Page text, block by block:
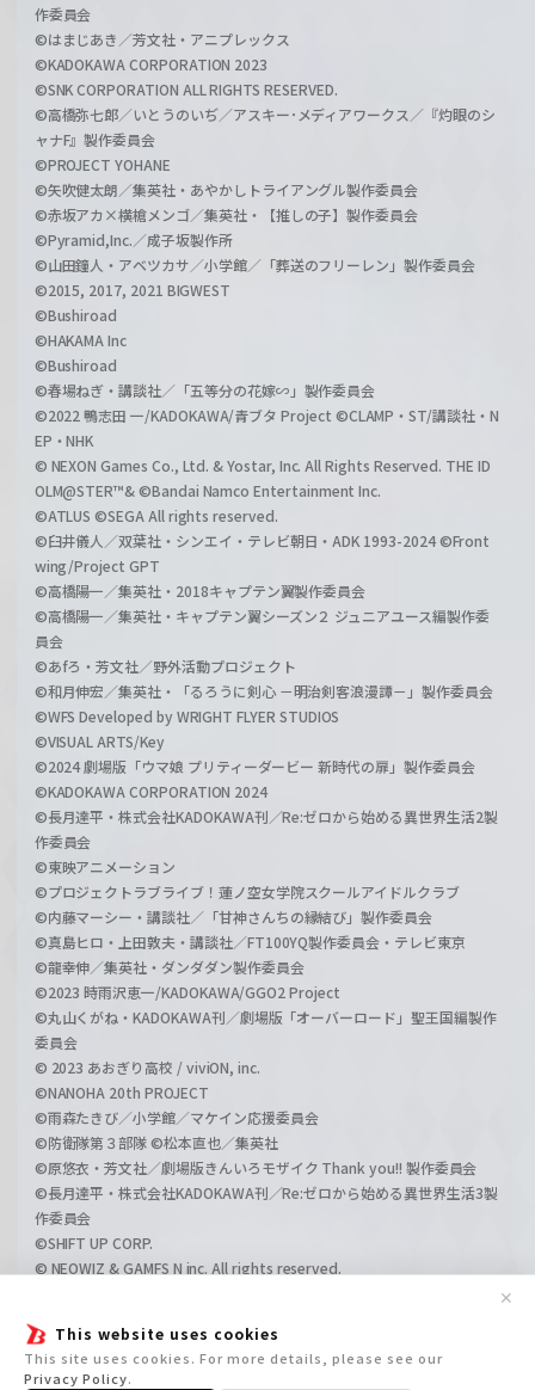
This website uses cookies
This site uses cookies. For more details, please see our
Privacy Policy.
✕
作委員会
©はまじあき／芳文社・アニプレックス
©KADOKAWA CORPORATION 2023
©SNK CORPORATION ALL RIGHTS RESERVED.
©高橋弥七郎／いとうのいぢ／アスキー･メディアワークス／『灼眼のシ
ャナF』製作委員会
©PROJECT YOHANE
©矢吹健太朗／集英社・あやかしトライアングル製作委員会
©赤坂アカ×横槍メンゴ／集英社・【推しの子】製作委員会
©Pyramid,Inc.／成子坂製作所
©山田鐘人・アベツカサ／小学館／「葬送のフリーレン」製作委員会
©2015, 2017, 2021 BIGWEST
©Bushiroad
©HAKAMA Inc
©Bushiroad
©春場ねぎ・講談社／「五等分の花嫁∽」製作委員会
©2022 鴨志田 一/KADOKAWA/青ブタ Project ©CLAMP・ST/講談社・N
EP・NHK
© NEXON Games Co., Ltd. & Yostar, Inc. All Rights Reserved. THE ID
OLM@STER™& ©Bandai Namco Entertainment Inc.
©ATLUS ©SEGA All rights reserved.
©臼井儀人／双葉社・シンエイ・テレビ朝日・ADK 1993-2024 ©Front
wing/Project GPT
©高橋陽一／集英社・2018キャプテン翼製作委員会
©高橋陽一／集英社・キャプテン翼シーズン２ ジュニアユース編製作委
員会
©あfろ・芳文社／野外活動プロジェクト
©和月伸宏／集英社・「るろうに剣心 －明治剣客浪漫譚－」製作委員会
©WFS Developed by WRIGHT FLYER STUDIOS
©VISUAL ARTS/Key
©2024 劇場版「ウマ娘 プリティーダービー 新時代の扉」製作委員会
©KADOKAWA CORPORATION 2024
©長月達平・株式会社KADOKAWA刊／Re:ゼロから始める異世界生活2製
作委員会
©東映アニメーション
©プロジェクトラブライブ！蓮ノ空女学院スクールアイドルクラブ
©内藤マーシー・講談社／「甘神さんちの縁結び」製作委員会
©真島ヒロ・上田敦夫・講談社／FT100YQ製作委員会・テレビ東京
©龍幸伸／集英社・ダンダダン製作委員会
©2023 時雨沢恵一/KADOKAWA/GGO2 Project
©丸山くがね・KADOKAWA刊／劇場版「オーバーロード」聖王国編製作
委員会
© 2023 あおぎり高校 / viviON, inc.
©NANOHA 20th PROJECT
©雨森たきび／小学館／マケイン応援委員会
©防衛隊第３部隊 ©松本直也／集英社
©原悠衣・芳文社／劇場版きんいろモザイク Thank you!! 製作委員会
©長月達平・株式会社KADOKAWA刊／Re:ゼロから始める異世界生活3製
作委員会
©SHIFT UP CORP.
© NEOWIZ & GAMFS N inc. All rights reserved.
©GIRLS und PANZER Film Projekt
©GIRLS und PANZER Finale Projekt